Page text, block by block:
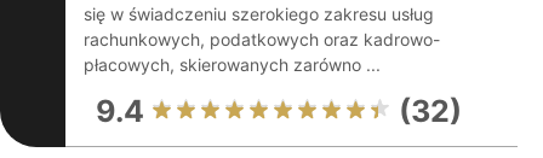
się w świadczeniu szerokiego zakresu usług
rachunkowych, podatkowych oraz kadrowo-
płacowych, skierowanych zarówno ...
9.4 (32)